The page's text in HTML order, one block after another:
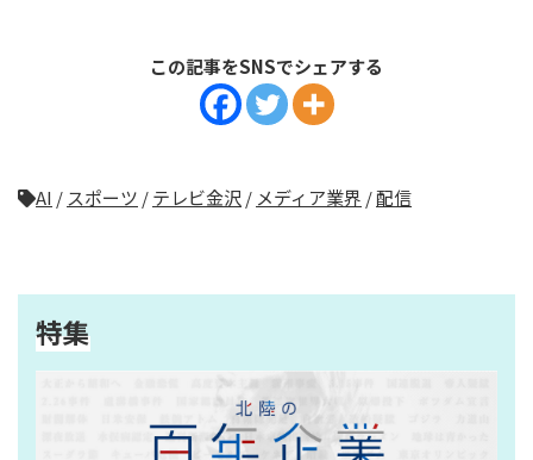
この記事をSNSでシェアする
AI / スポーツ /テレビ金沢 / メディア業界 /配信
特集